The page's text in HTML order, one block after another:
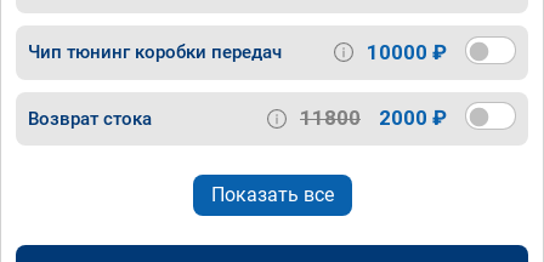
Чип тюнинг коробки передач 10000 ₽
Возврат стока 11800 2000 ₽
Показать все